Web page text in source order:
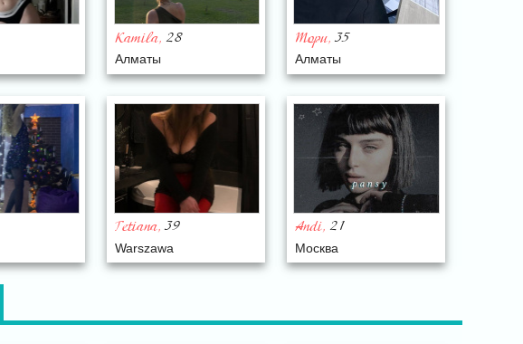
Kamila, 28
Алматы
Тори, 35
Алматы
Tetiana, 39
Warszawa
Andi, 21
Москва